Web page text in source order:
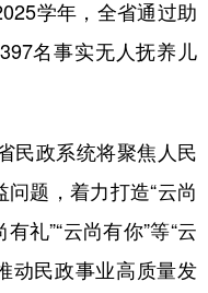
学年，全省通过助
名事实无人抚养儿
政系统将聚焦人民
题，着力打造“云尚
礼”“云尚有你”等“云
动民政事业高质量发